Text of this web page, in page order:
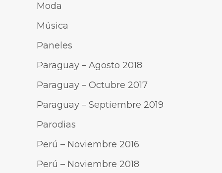
Moda
Música
Paneles
Paraguay – Agosto 2018
Paraguay – Octubre 2017
Paraguay – Septiembre 2019
Parodias
Perú – Noviembre 2016
Perú – Noviembre 2018